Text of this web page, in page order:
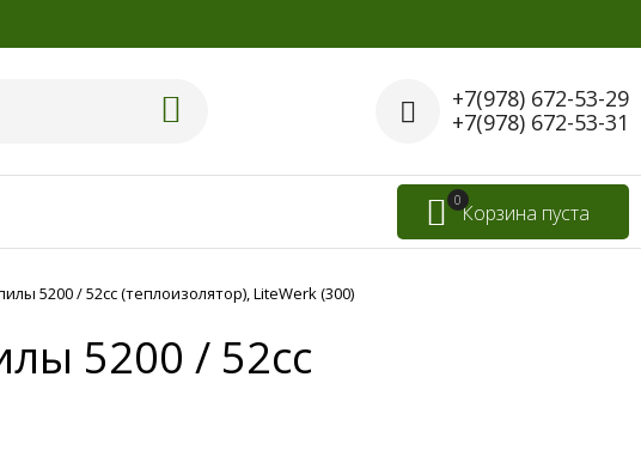
+7(978) 672-53-29
+7(978) 672-53-31
Корзина пуста
0
5200 / 52cc (теплоизолятор), LiteWerk (300)
5200 / 52cc